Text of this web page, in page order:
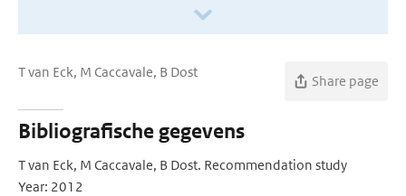
T van Eck, M Caccavale, B Dost
Share page
Bibliografische gegevens
T van Eck, M Caccavale, B Dost. Recommendation study
Year: 2012